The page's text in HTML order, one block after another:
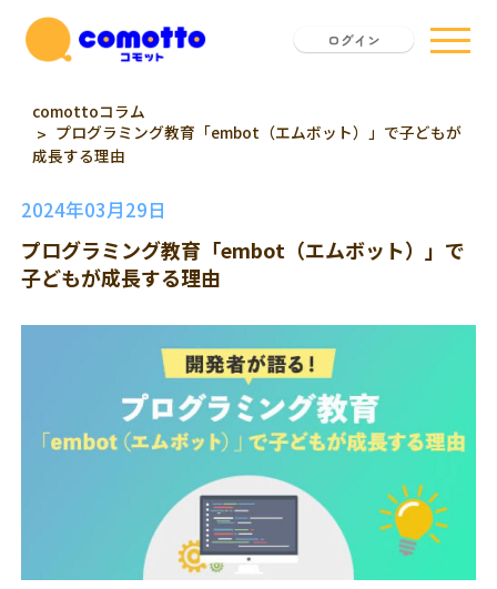
ログイン
comottoコラム
プログラミング教育「embot（エムボット）」で子どもが
成長する理由
2024年03月29日
プログラミング教育「embot（エムボット）」で
子どもが成長する理由